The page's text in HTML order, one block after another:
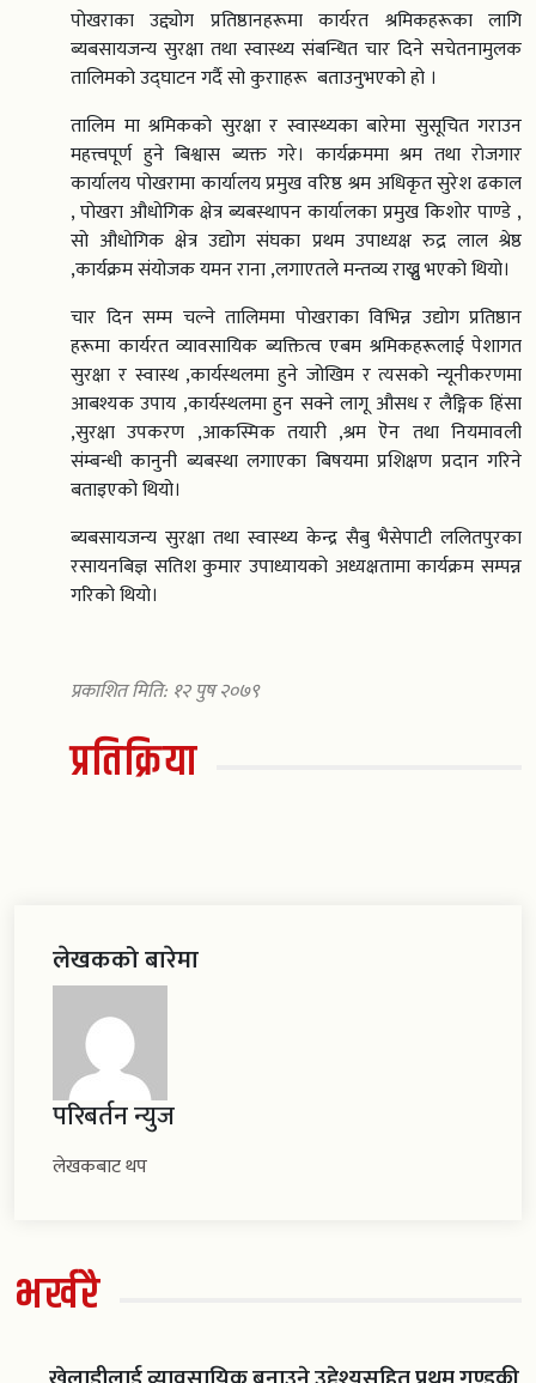
पोखराका उद्द्योग प्रतिष्ठानहरूमा कार्यरत श्रमिकहरूका लागि
ब्यबसायजन्य सुरक्षा तथा स्वास्थ्य संबन्धित चार दिने सचेतनामुलक
तालिमको उद्घाटन गर्दै सो कुरााहरू बताउनुभएको हो ।
तालिम मा श्रमिकको सुरक्षा र स्वास्थ्यका बारेमा सुसूचित गराउन
महत्त्वपूर्ण हुने बिश्वास ब्यक्त गरे। कार्यक्रममा श्रम तथा रोजगार
कार्यालय पोखरामा कार्यालय प्रमुख वरिष्ठ श्रम अधिकृत सुरेश ढकाल
, पोखरा औधोगिक क्षेत्र ब्यबस्थापन कार्यालका प्रमुख किशोर पाण्डे ,
सो औधोगिक क्षेत्र उद्योग संघका प्रथम उपाध्यक्ष रुद्र लाल श्रेष्ठ
,कार्यक्रम संयोजक यमन राना ,लगाएतले मन्तव्य राख्नुु भएको थियो।
चार दिन सम्म चल्ने तालिममा पोखराका विभिन्न उद्योग प्रतिष्ठान
हरूमा कार्यरत व्यावसायिक ब्यक्तित्व एबम श्रमिकहरूलाई पेशागत
सुरक्षा र स्वास्थ ,कार्यस्थलमा हुने जोखिम र त्यसको न्यूनीकरणमा
आबश्यक उपाय ,कार्यस्थलमा हुन सक्ने लागू औसध र लैङ्गिक हिंसा
,सुरक्षा उपकरण ,आकस्मिक तयारी ,श्रम ऎन तथा नियमावली
संम्बन्धी कानुनी ब्यबस्था लगाएका बिषयमा प्रशिक्षण प्रदान गरिने
बताइएको थियो।
ब्यबसायजन्य सुरक्षा तथा स्वास्थ्य केन्द्र सैबु भैसेपाटी ललितपुरका
रसायनबिज्ञ सतिश कुमार उपाध्यायको अध्यक्षतामा कार्यक्रम सम्पन्न
गरिको थियो।
प्रकाशित मिति: १२ पुष २०७९
प्रतिक्रिया
लेखकको बारेमा
परिबर्तन न्युज
लेखकबाट थप
भर्खरै